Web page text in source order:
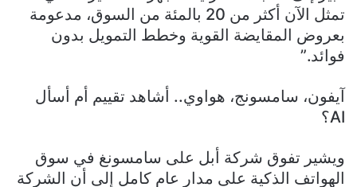
تمثل الآن أكثر من 20 بالمئة من السوق، مدعومة
بعروض المقايضة القوية وخطط التمويل بدون
فوائد.”
آيفون، سامسونج، هواوي.. أشاهد تقييم أم أسأل
AI؟
ويشير تفوق شركة أبل على سامسونغ في سوق
الهواتف الذكية على مدار عام كامل إلى أن الشركة